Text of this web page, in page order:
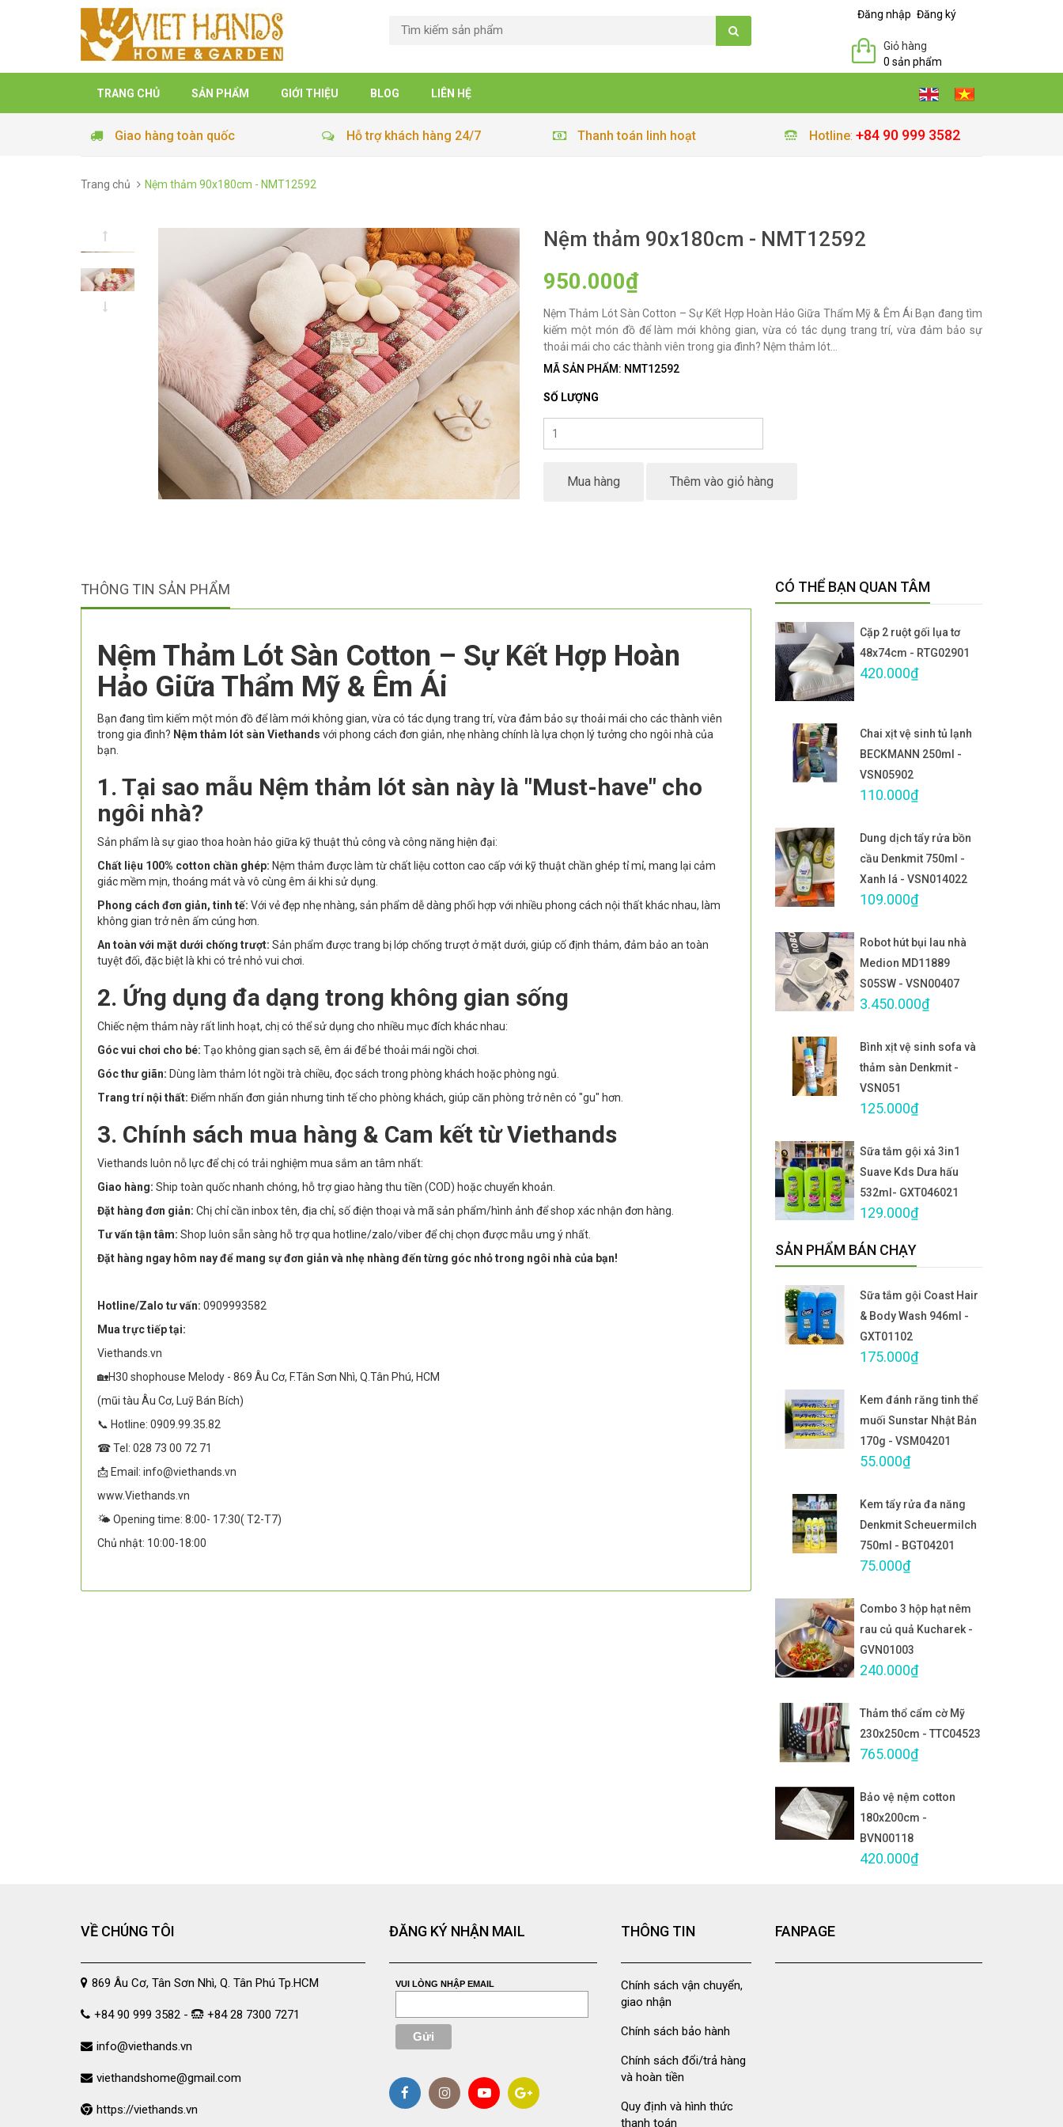
Đăng nhập Đăng ký
Giỏ hàng
0 sản phẩm
TRANG CHỦ SẢN PHẨM GIỚI THIỆU BLOG LIÊN HỆ
Giao hàng toàn quốc Hỗ trợ khách hàng 24/7 Thanh toán linh hoạt Hotline: +84 90 999 3582
Trang chủ Nệm thảm 90x180cm - NMT12592
Nệm thảm 90x180cm - NMT12592
950.000₫
Nệm Thảm Lót Sàn Cotton – Sự Kết Hợp Hoàn Hảo Giữa Thẩm Mỹ & Êm Ái Bạn đang tìm
kiếm một món đồ để làm mới không gian, vừa có tác dụng trang trí, vừa đảm bảo sự
thoải mái cho các thành viên trong gia đình? Nệm thảm lót...
MÃ SẢN PHẨM: NMT12592
SỐ LƯỢNG
Mua hàng Thêm vào giỏ hàng
THÔNG TIN SẢN PHẨM
Nệm Thảm Lót Sàn Cotton – Sự Kết Hợp Hoàn
Hảo Giữa Thẩm Mỹ & Êm Ái
Bạn đang tìm kiếm một món đồ để làm mới không gian, vừa có tác dụng trang trí, vừa đảm bảo sự thoải mái cho các thành viên
trong gia đình? Nệm thảm lót sàn Viethands với phong cách đơn giản, nhẹ nhàng chính là lựa chọn lý tưởng cho ngôi nhà của
bạn.
1. Tại sao mẫu Nệm thảm lót sàn này là "Must-have" cho
ngôi nhà?
Sản phẩm là sự giao thoa hoàn hảo giữa kỹ thuật thủ công và công năng hiện đại:
Chất liệu 100% cotton chần ghép: Nệm thảm được làm từ chất liệu cotton cao cấp với kỹ thuật chần ghép tỉ mỉ, mang lại cảm
giác mềm mịn, thoáng mát và vô cùng êm ái khi sử dụng.
Phong cách đơn giản, tinh tế: Với vẻ đẹp nhẹ nhàng, sản phẩm dễ dàng phối hợp với nhiều phong cách nội thất khác nhau, làm
không gian trở nên ấm cúng hơn.
An toàn với mặt dưới chống trượt: Sản phẩm được trang bị lớp chống trượt ở mặt dưới, giúp cố định thảm, đảm bảo an toàn
tuyệt đối, đặc biệt là khi có trẻ nhỏ vui chơi.
2. Ứng dụng đa dạng trong không gian sống
Chiếc nệm thảm này rất linh hoạt, chị có thể sử dụng cho nhiều mục đích khác nhau:
Góc vui chơi cho bé: Tạo không gian sạch sẽ, êm ái để bé thoải mái ngồi chơi.
Góc thư giãn: Dùng làm thảm lót ngồi trà chiều, đọc sách trong phòng khách hoặc phòng ngủ.
Trang trí nội thất: Điểm nhấn đơn giản nhưng tinh tế cho phòng khách, giúp căn phòng trở nên có "gu" hơn.
3. Chính sách mua hàng & Cam kết từ Viethands
Viethands luôn nỗ lực để chị có trải nghiệm mua sắm an tâm nhất:
Giao hàng: Ship toàn quốc nhanh chóng, hỗ trợ giao hàng thu tiền (COD) hoặc chuyển khoản.
Đặt hàng đơn giản: Chị chỉ cần inbox tên, địa chỉ, số điện thoại và mã sản phẩm/hình ảnh để shop xác nhận đơn hàng.
Tư vấn tận tâm: Shop luôn sẵn sàng hỗ trợ qua hotline/zalo/viber để chị chọn được mẫu ưng ý nhất.
Đặt hàng ngay hôm nay để mang sự đơn giản và nhẹ nhàng đến từng góc nhỏ trong ngôi nhà của bạn!
Hotline/Zalo tư vấn: 0909993582
Mua trực tiếp tại:
Viethands.vn
🏡H30 shophouse Melody - 869 Âu Cơ, F.Tân Sơn Nhì, Q.Tân Phú, HCM
(mũi tàu Âu Cơ, Luỹ Bán Bích)
📞 Hotline: 0909.99.35.82
☎ Tel: 028 73 00 72 71
📩 Email: info@viethands.vn
www.Viethands.vn
🌤️ Opening time: 8:00- 17:30( T2-T7)
Chủ nhật: 10:00-18:00
CÓ THỂ BẠN QUAN TÂM
Cặp 2 ruột gối lụa tơ
48x74cm - RTG02901
420.000₫
Chai xịt vệ sinh tủ lạnh
BECKMANN 250ml -
VSN05902
110.000₫
Dung dịch tẩy rửa bồn
cầu Denkmit 750ml -
Xanh lá - VSN014022
109.000₫
Robot hút bụi lau nhà
Medion MD11889
S05SW - VSN00407
3.450.000₫
Bình xịt vệ sinh sofa và
thảm sàn Denkmit -
VSN051
125.000₫
Sữa tắm gội xả 3in1
Suave Kds Dưa hấu
532ml- GXT046021
129.000₫
SẢN PHẨM BÁN CHẠY
Sữa tắm gội Coast Hair
& Body Wash 946ml -
GXT01102
175.000₫
Kem đánh răng tinh thể
muối Sunstar Nhật Bản
170g - VSM04201
55.000₫
Kem tẩy rửa đa năng
Denkmit Scheuermilch
750ml - BGT04201
75.000₫
Combo 3 hộp hạt nêm
rau củ quả Kucharek -
GVN01003
240.000₫
Thảm thổ cẩm cờ Mỹ
230x250cm - TTC04523
765.000₫
Bảo vệ nệm cotton
180x200cm -
BVN00118
420.000₫
VỀ CHÚNG TÔI
869 Âu Cơ, Tân Sơn Nhì, Q. Tân Phú Tp.HCM
+84 90 999 3582 - +84 28 7300 7271
info@viethands.vn
viethandshome@gmail.com
https://viethands.vn
ĐĂNG KÝ NHẬN MAIL
VUI LÒNG NHẬP EMAIL
THÔNG TIN
Chính sách vận chuyển,
giao nhận
Chính sách bảo hành
Chính sách đổi/trả hàng
và hoàn tiền
Quy định và hình thức
thanh toán
FANPAGE